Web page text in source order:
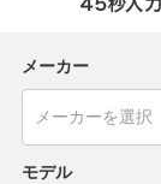
メーカー
モデル